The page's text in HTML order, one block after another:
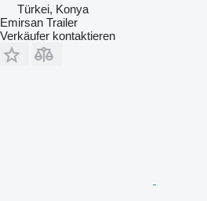
Türkei, Konya
Emirsan Trailer
Verkäufer kontaktieren